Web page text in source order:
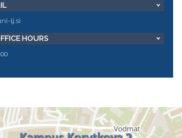
lj.si
HOURS